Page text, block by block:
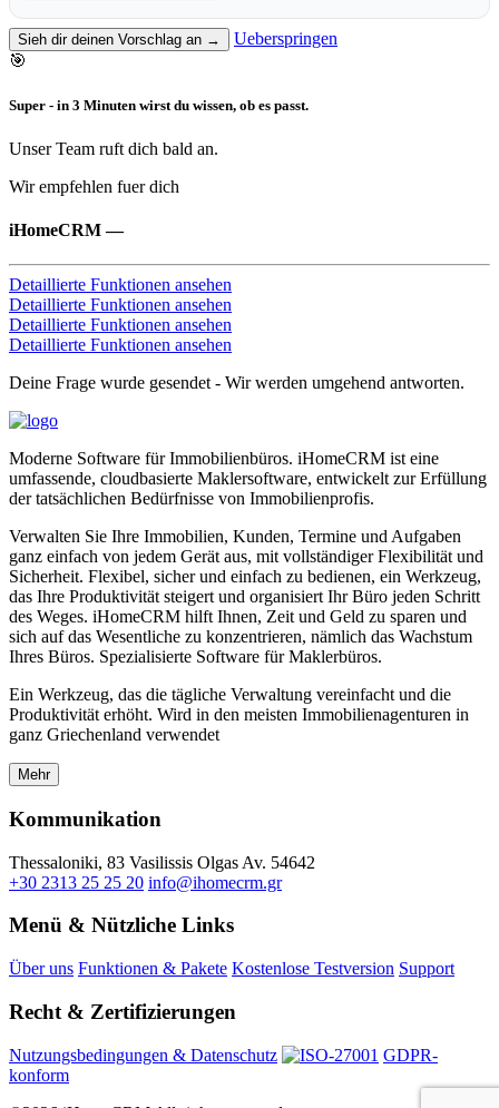
Sieh dir deinen Vorschlag an →
Ueberspringen
🎯
Super - in 3 Minuten wirst du wissen, ob es passt.
Unser Team ruft dich bald an.
Wir empfehlen fuer dich
iHomeCRM—
Detaillierte Funktionen ansehen
Detaillierte Funktionen ansehen
Detaillierte Funktionen ansehen
Detaillierte Funktionen ansehen
Deine Frage wurde gesendet - Wir werden umgehend antworten.
Moderne Software für Immobilienbüros. iHomeCRM ist eine
umfassende, cloudbasierte Maklersoftware, entwickelt zur Erfüllung
der tatsächlichen Bedürfnisse von Immobilienprofis.
Verwalten Sie Ihre Immobilien, Kunden, Termine und Aufgaben
ganz einfach von jedem Gerät aus, mit vollständiger Flexibilität und
Sicherheit. Flexibel, sicher und einfach zu bedienen, ein Werkzeug,
das Ihre Produktivität steigert und organisiert Ihr Büro jeden Schritt
des Weges. iHomeCRM hilft Ihnen, Zeit und Geld zu sparen und
sich auf das Wesentliche zu konzentrieren, nämlich das Wachstum
Ihres Büros. Spezialisierte Software für Maklerbüros.
Ein Werkzeug, das die tägliche Verwaltung vereinfacht und die
Produktivität erhöht. Wird in den meisten Immobilienagenturen in
ganz Griechenland verwendet
Mehr
Kommunikation
Thessaloniki, 83 Vasilissis Olgas Av. 54642
+30 2313 25 25 20 info@ihomecrm.gr
Menü & Nützliche Links
Über uns Funktionen & Pakete Kostenlose Testversion Support
Recht & Zertifizierungen
Nutzungsbedingungen & Datenschutz
GDPR-
konform